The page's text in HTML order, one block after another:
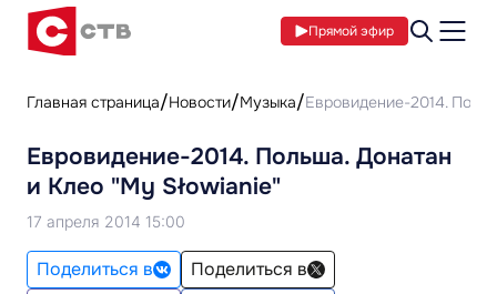
Прямой эфир
Главная страница Новости Музыка Евровидение-2014.
Евровидение-2014. Польша. Донатан
и Клео "My Słowianie"
17 апреля 2014 15:00
Поделиться в
Поделиться в